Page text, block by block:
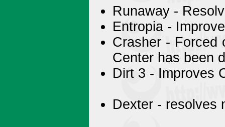
Runaway -
Entropia -
Crasher - Forced
Center has been
Dirt 3 - Improves
Dexter - resolves